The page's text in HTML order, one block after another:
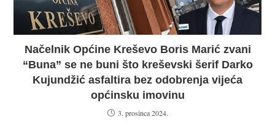
Načelnik Općine Kreševo Boris Marić zvani
“Buna” se ne buni što kreševski šerif Darko
Kujundžić asfaltira bez odobrenja vijeća
općinsku imovinu
3. prosinca 2024.